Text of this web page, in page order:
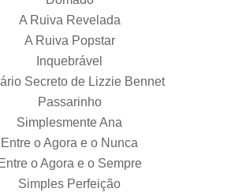
A Ruiva Revelada
A Ruiva Popstar
Inquebrável
Secreto de Lizzie Bennet
Passarinho
Simplesmente Ana
Entre o Agora e o Nunca
Entre o Agora e o Sempre
Simples Perfeição